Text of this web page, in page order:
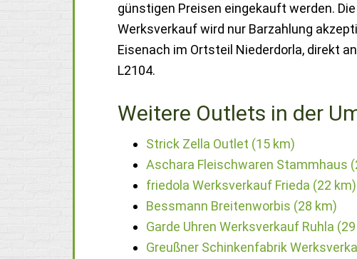
günstigen Preisen eingekauft werden.
Werksverkauf wird nur Barzahlung
Eisenach im Ortsteil Niederdorla, direkt
L2104.
Weitere Outlets in der
Strick Zella Outlet (15 km)
Aschara Fleischwaren Stammhaus
friedola Werksverkauf Frieda (22 km)
Bessmann Breitenworbis (28 km)
Garde Uhren Werksverkauf Ruhla
Greußner Schinkenfabrik